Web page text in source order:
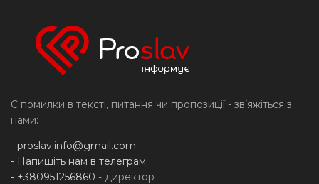
Є помилки в тексті, питання чи пропозиції - звʼяжіться з
нами:
- proslav.info@gmail.com
- Напишіть нам в телеграм
- +380951256860 - директор